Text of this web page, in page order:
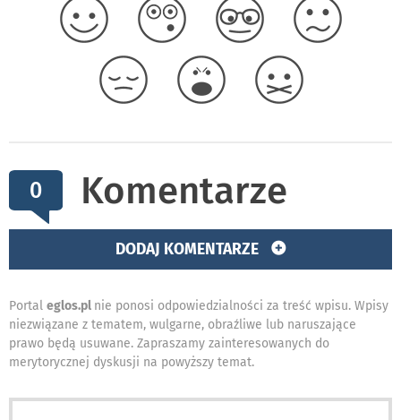
0 Komentarze
DODAJ KOMENTARZE
Portal eglos.pl nie ponosi odpowiedzialności za treść wpisu. Wpisy
niezwiązane z tematem, wulgarne, obraźliwe lub naruszające
prawo będą usuwane. Zapraszamy zainteresowanych do
merytorycznej dyskusji na powyższy temat.